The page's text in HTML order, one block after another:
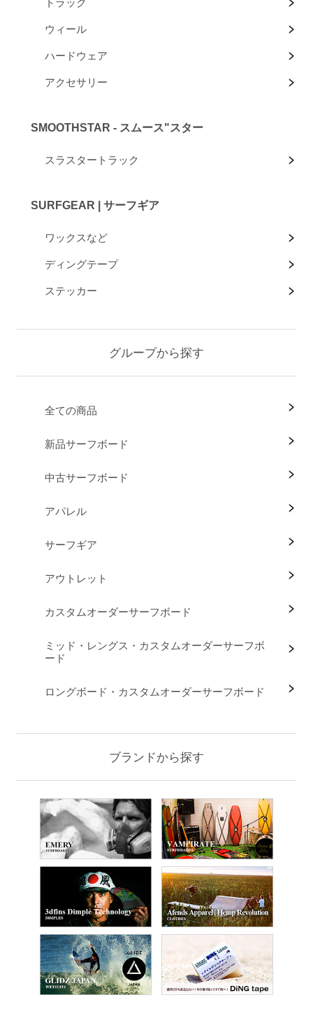
トラック
ウィール
ハードウェア
アクセサリー
SMOOTHSTAR - スムース"スター
スラスタートラック
SURFGEAR | サーフギア
ワックスなど
ディングテープ
ステッカー
グループから探す
全ての商品
新品サーフボード
中古サーフボード
アパレル
サーフギア
アウトレット
カスタムオーダーサーフボード
ミッド・レングス・カスタムオーダーサーフボ
ード
ロングボード・カスタムオーダーサーフボード
ブランドから探す